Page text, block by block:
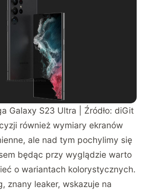
Galaxy S23 Ultra | Źródło: diGit
również wymiary ekranów
ale nad tym pochylimy się
będąc przy wyglądzie warto
o wariantach kolorystycznych.
, znany leaker, wskazuje na